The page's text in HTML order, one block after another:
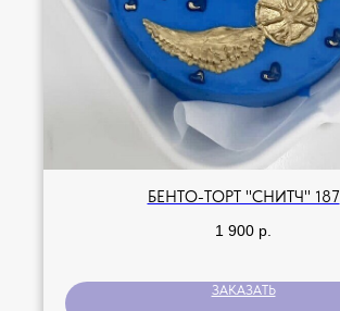
БЕНТО-ТОРТ "СНИТЧ" 187
1 900 р.
ЗАКАЗАТЬ